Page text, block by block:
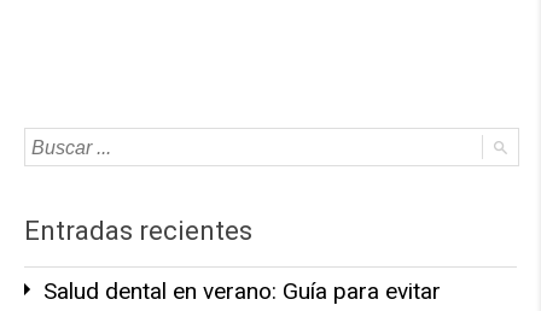
Entradas recientes
Salud dental en verano: Guía para evitar